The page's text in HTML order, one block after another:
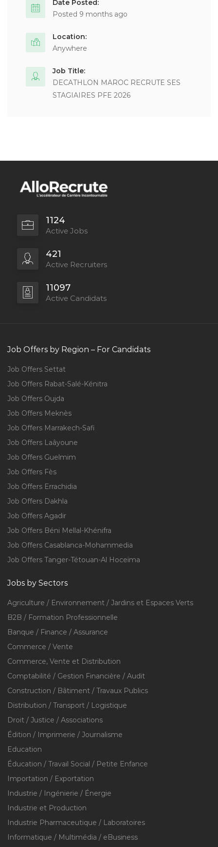
Date Posted:
Posted 9 months ago
Location:
Anywhere
Job Title:
DECATHLON MAROC RECRUTE SES
STAGIAIRES PFE 2026
1124
Active Jobs
421
Active Recruiters
11097
Active Candidats
Job Offers by Region – For Candidats
Job Offers Settat
Job Offers Rabat-Salé-Kénitra
Job Offers Oujda
Job Offers Meknès
Job Offers Marrakech-Safi
Job Offers Laâyoune
Job Offers Guelmim
Job Offers Fès
Job Offers Errachidia
Job Offers Dakhla
Job Offers Agadir
Job Offers Béni Mellal-Khénifra
Job Offers Casablanca-Mohammedia
Job Offers Tanger-Tétouan-Al Hoceïma
Jobs by Sectors
Agriculture / Environnement / Jardins et Espaces Verts
B2B / Formation Professionnelle
Banque / Finance / Assurance
Commerce / Vente
Commerce, Vente et Distribution
Comptabilité / Gestion Financière / Audit
Construction / Bâtiment / Travaux Publics
Distribution / Transport / Logistique
Droit / Justice / Associations
Édition / Imprimerie / Journalisme
Education
Éducation / Travail Social / Petite Enfance
Importation / Exportation
Industrie / Ingénierie / Énergie
Industrie et Production
Industrie Pharmaceutique / Laboratoires
Informatique / Multimédia / eBusiness